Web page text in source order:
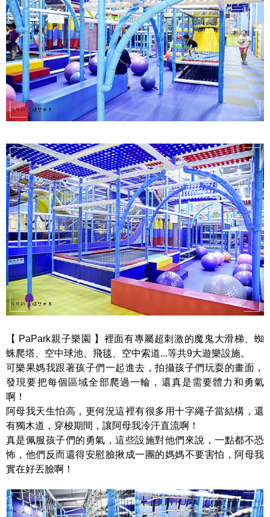
【 PaPark親子樂園 】裡面有專屬超刺激的魔鬼大滑梯、蜘
蛛爬塔、空中球池、飛毯、空中索道...等共9大遊樂設施。
可樂果媽我跟著孩子們一起進去，拍攝孩子們玩耍的畫面，
發現要把每個區域全部爬過一輪，還真是需要體力和勇氣
啊！
阿母我天生怕高，更何況這裡有很多用十字繩子當結構，還
有獨木道，穿梭期間，讓阿母我冷汗直流啊！
真是佩服孩子們的勇氣，這些設施對他們來說，一點都不恐
怖，他們反而還得安慰臉揪成一團的媽媽不要害怕，阿母我
實在好丟臉啊！